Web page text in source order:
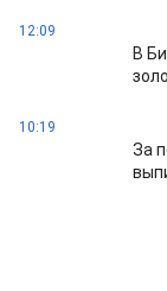
12:09
В
10:19
За